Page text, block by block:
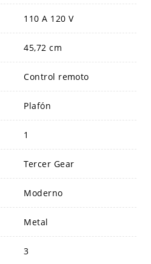
110 A 120 V
45,72 cm
Control remoto
Plafón
1
Tercer Gear
Moderno
Metal
3